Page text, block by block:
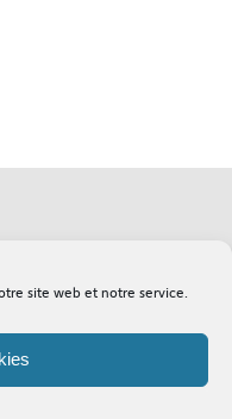
site web et notre service.